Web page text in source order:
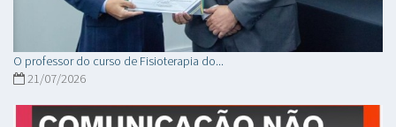
O professor do curso de Fisioterapia do...
21/07/2026